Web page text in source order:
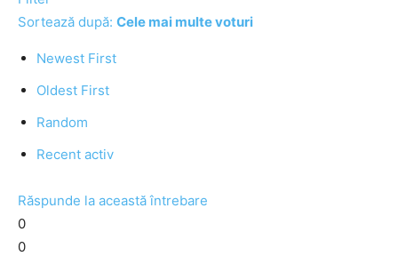
Sortează după: Cele mai multe voturi
Newest First
Oldest First
Random
Recent activ
Răspunde la această întrebare
0
0